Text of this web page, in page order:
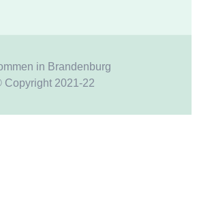
in Brandenburg
Copyright 2021-22